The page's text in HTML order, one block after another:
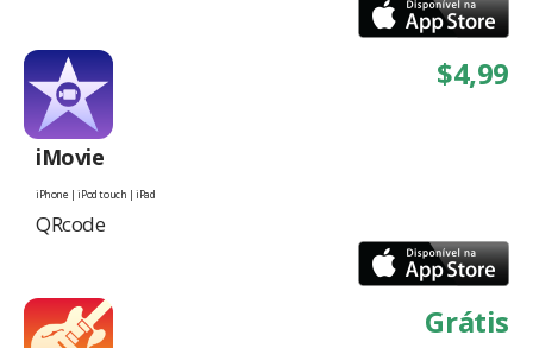
iMovie
iPhone | iPod touch | iPad
QRcode
$4,99
Grátis